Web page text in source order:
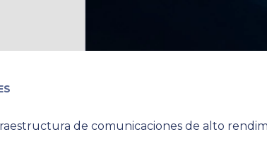
de comunicaciones de alto